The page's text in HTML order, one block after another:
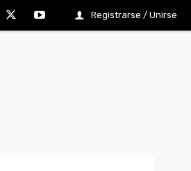
Registrarse / Unirse